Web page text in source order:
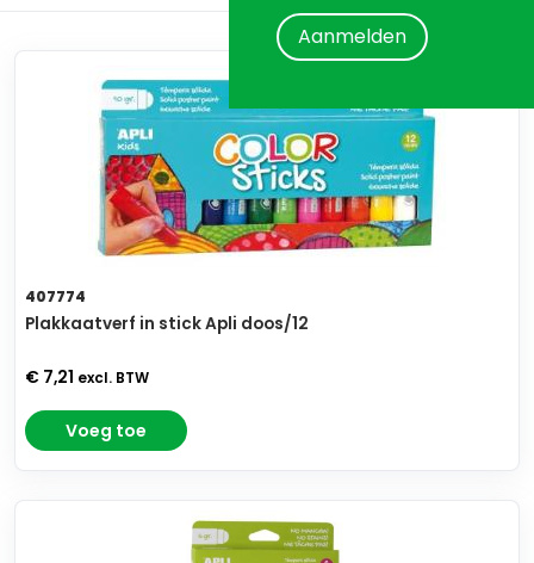
Aanmelden
407774
Plakkaatverf in stick Apli doos/12
€ 7,21 excl. BTW
Voeg toe